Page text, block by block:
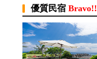
優質民宿 Bravo!!